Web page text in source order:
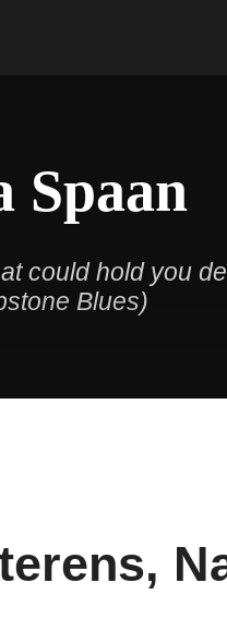
Spaan
could hold you
Blues)